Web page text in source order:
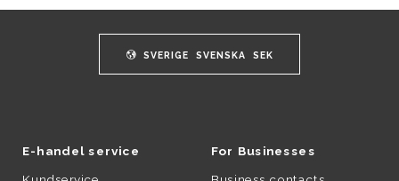
SVERIGE SVENSKA SEK
E-handel service For Businesses